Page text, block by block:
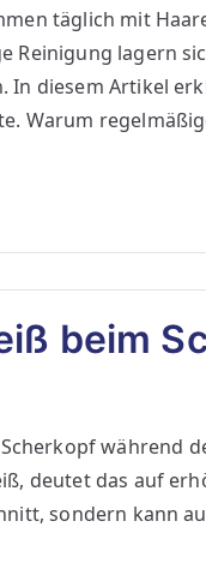
täglich mit
lagern
diesem Artikel
Warum
beim
während
deutet das auf
sondern kann